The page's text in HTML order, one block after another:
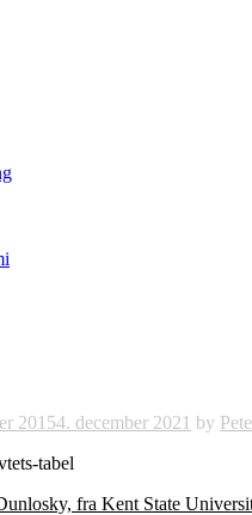
20154. december 2021 by
fra Kent State